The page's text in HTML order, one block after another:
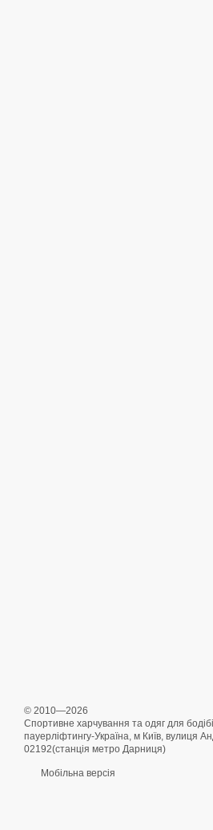
© 2010—2026
Спортивне харчування та одяг для
пауерліфтингу-Україна, м Київ, вулиця
02192(станція метро Дарниця)
Мобільна версія